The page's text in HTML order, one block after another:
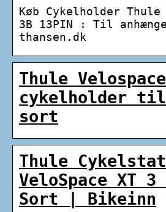
Køb Cykelholder Thule
3B 13PIN : Til
thansen.dk
Thule
cykelholder
sort
Thule
VeloSpace XT
Sort | Bikeinn